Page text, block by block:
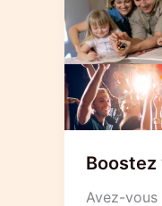
Avez-vous